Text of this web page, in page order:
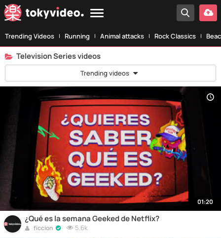
Trending Videos Running Animal attacks Rock Classics
Television Series videos
Trending videos
01:20
¿Qué es la semana Geeked de Netflix?
ficcion 5.6k